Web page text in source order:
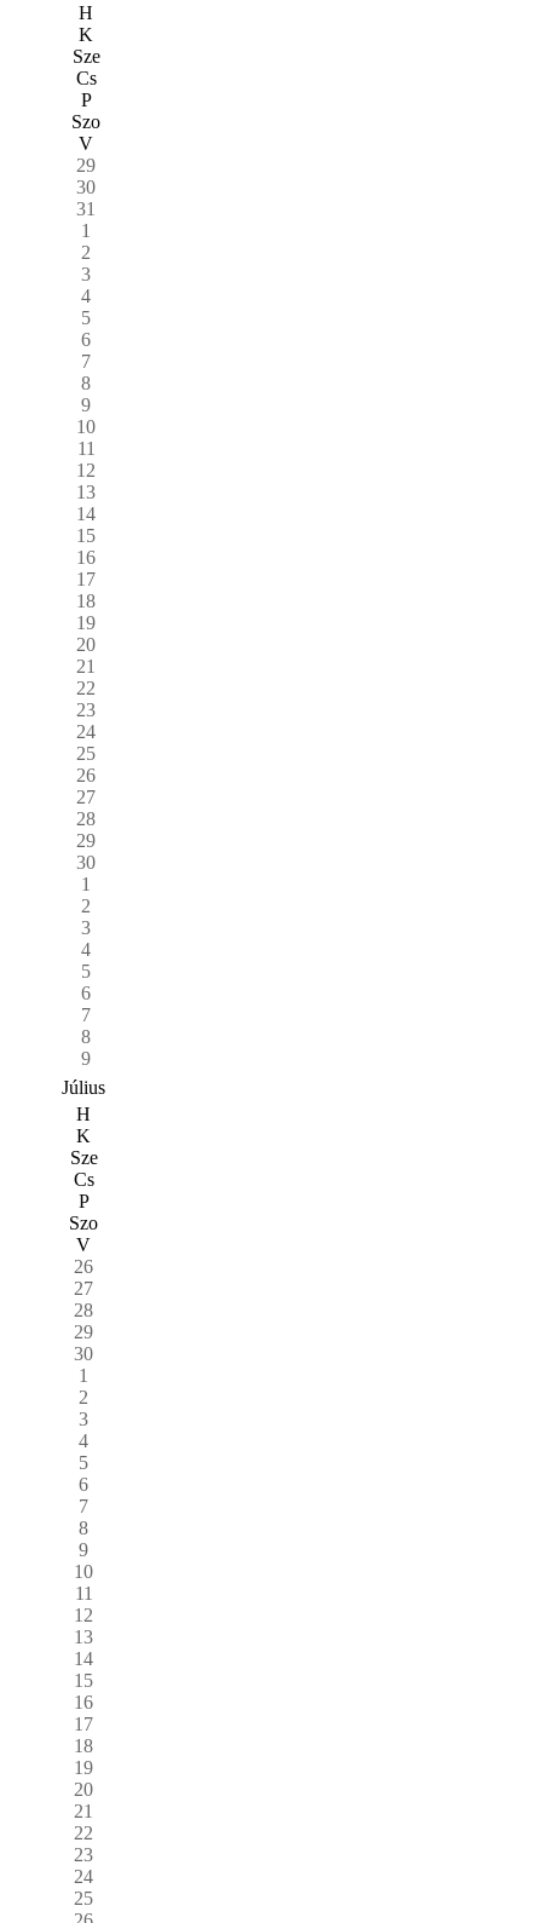
H
K
Sze
Cs
P
Szo
V
29
30
31
1
2
3
4
5
6
7
8
9
10
11
12
13
14
15
16
17
18
19
20
21
22
23
24
25
26
27
28
29
30
1
2
3
4
5
6
7
8
9
Július
H
K
Sze
Cs
P
Szo
V
26
27
28
29
30
1
2
3
4
5
6
7
8
9
10
11
12
13
14
15
16
17
18
19
20
21
22
23
24
25